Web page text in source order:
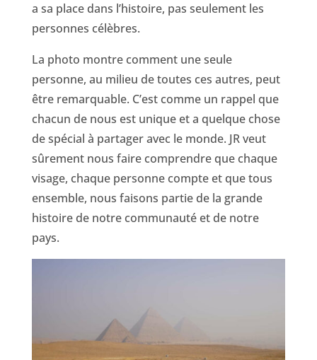
a sa place dans l’histoire, pas seulement les
personnes célèbres.
La photo montre comment une seule
personne, au milieu de toutes ces autres, peut
être remarquable. C’est comme un rappel que
chacun de nous est unique et a quelque chose
de spécial à partager avec le monde. JR veut
sûrement nous faire comprendre que chaque
visage, chaque personne compte et que tous
ensemble, nous faisons partie de la grande
histoire de notre communauté et de notre
pays.